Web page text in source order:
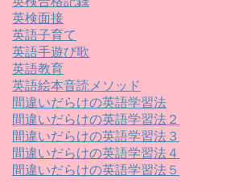
英検面接
英語子育て
英語手遊び歌
英語教育
英語絵本音読メソッド
間違いだらけの英語学習法
間違いだらけの英語学習法２
間違いだらけの英語学習法３
間違いだらけの英語学習法４
間違いだらけの英語学習法５